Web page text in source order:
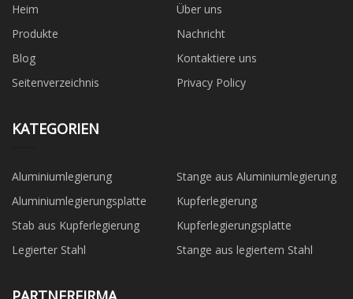
Heim
Über uns
Produkte
Nachricht
Blog
Kontaktiere uns
Seitenverzeichnis
Privacy Policy
KATEGORIEN
Aluminiumlegierung
Stange aus Aluminiumlegierung
Aluminiumlegierungsplatte
Kupferlegierung
Stab aus Kupferlegierung
Kupferlegierungsplatte
Legierter Stahl
Stange aus legiertem Stahl